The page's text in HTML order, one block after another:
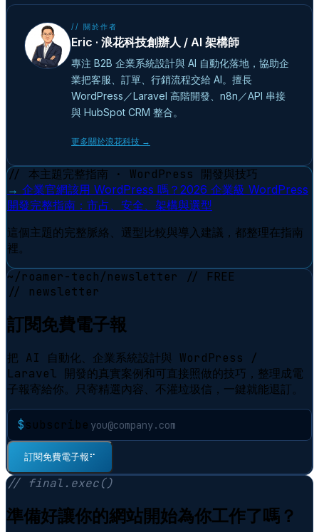
// 關於作者
Eric · 浪花科技創辦人 / AI 架構師
專注 B2B 企業系統設計與 AI 自動化落地，協助企
業把客服、訂單、行銷流程交給 AI。擅長
WordPress／Laravel 高階開發、n8n／API 串接
與 HubSpot CRM 整合。
更多關於浪花科技 →
// 本主題完整指南 · WordPress 開發與技巧
→ 企業官網該用 WordPress 嗎？2026 企業級 WordPress
開發完整指南：市占、安全、架構與選型
這個主題的完整脈絡、選型比較與導入建議，都整理在指南
裡。
~/roamer-tech/newsletter
// FREE
// newsletter
訂閱免費電子報
把 AI 自動化、企業系統設計與 WordPress /
Laravel 開發的真實案例和可直接照做的技巧，整理成電
子報寄給你。只寄精選內容、不灌垃圾信，一鍵就能退訂。
$subscribe
訂閱免費電子報⠋
// final.exec()
準備好讓你的網站開始為你工作了嗎？